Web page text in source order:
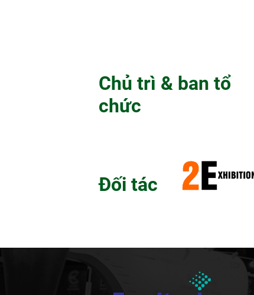
Chủ trì & ban tổ
chức
Đối tác